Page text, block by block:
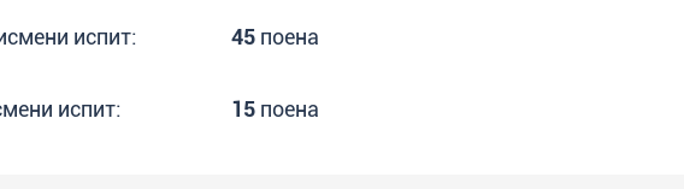
испит: 45 поена
испит: 15 поена